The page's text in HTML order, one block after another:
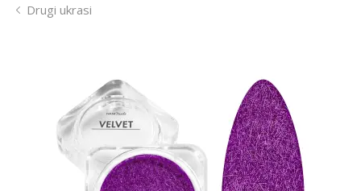
Drugi ukrasi